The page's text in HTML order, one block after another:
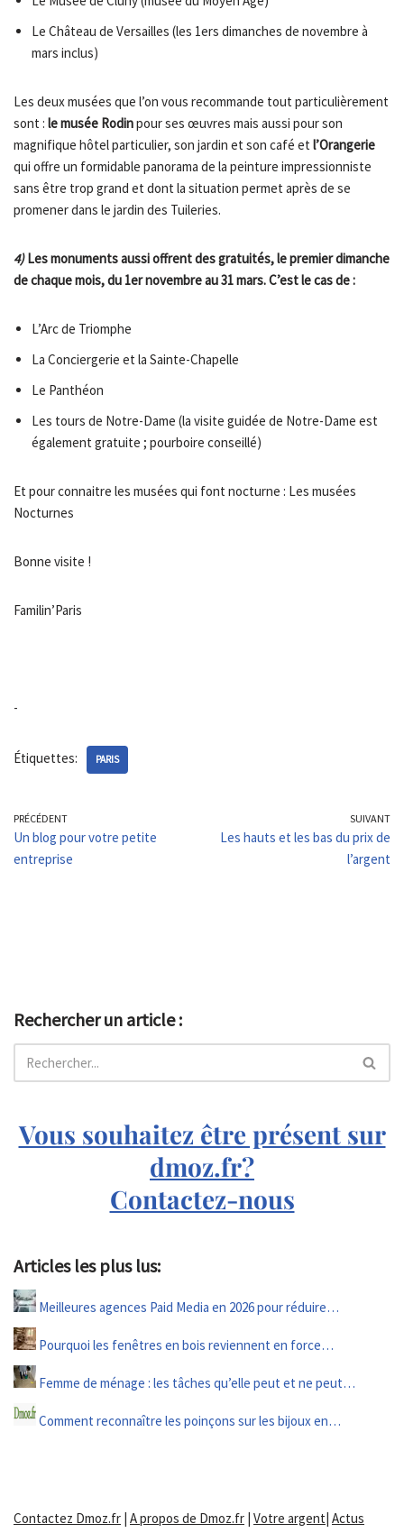
Le Château de Versailles (les 1ers dimanches de novembre à
mars inclus)
Les deux musées que l’on vous recommande tout particulièrement
sont : le musée Rodinpour ses œuvres mais aussi pour son
magnifique hôtel particulier, son jardin et son café et l’Orangerie
qui offre un formidable panorama de la peinture impressionniste
sans être trop grand et dont la situation permet après de se
promener dans le jardin des Tuileries.
4)Les monuments aussi offrent des gratuités, le premier dimanche
de chaque mois, du 1er novembre au 31 mars. C’est le cas de :
L’Arc de Triomphe
La Conciergerie et la Sainte-Chapelle
Le Panthéon
Les tours de Notre-Dame (la visite guidée de Notre-Dame est
également gratuite ; pourboire conseillé)
Et pour connaitre les musées qui font nocturne : Les musées
Nocturnes
Bonne visite !
Familin’Paris
-
Étiquettes: PARIS
PRÉCÉDENT
Un blog pour votre petite
entreprise
SUIVANT
Les hauts et les bas du prix de
l’argent
Rechercher un article :
Vous souhaitez être présent sur
dmoz.fr?
Contactez-nous
Articles les plus lus:
Meilleures agences Paid Media en 2026 pour réduire…
Pourquoi les fenêtres en bois reviennent en force…
Femme de ménage : les tâches qu’elle peut et ne peut…
Comment reconnaître les poinçons sur les bijoux en…
Contactez Dmoz.fr | A propos de Dmoz.fr | Votre argent| Actus